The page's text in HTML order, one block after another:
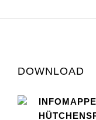
DOWNLOAD
INFOMAPPE